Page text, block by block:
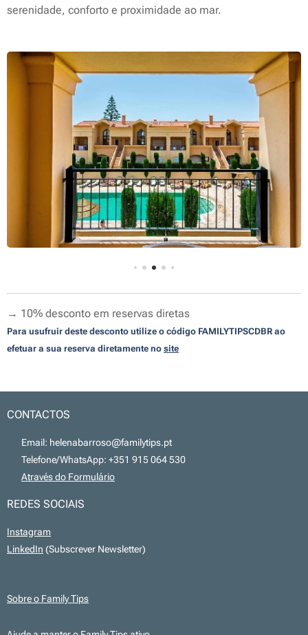
serenidade, conforto e proximidade ao mar.
→ 10% desconto em reservas diretas
Para usufruir deste desconto utilize o código FAMILYTIPSCDBR ao
efetuar a sua reserva diretamente no site
CONTACTOS
📧 Email: helenabarroso@familytips.pt
📞 Telefone/WhatsApp: +351 915 064 530
Através do Formulário
REDES SOCIAIS
Instagram
LinkedIn (Subscrever Newsletter)
Sobre o Family Tips